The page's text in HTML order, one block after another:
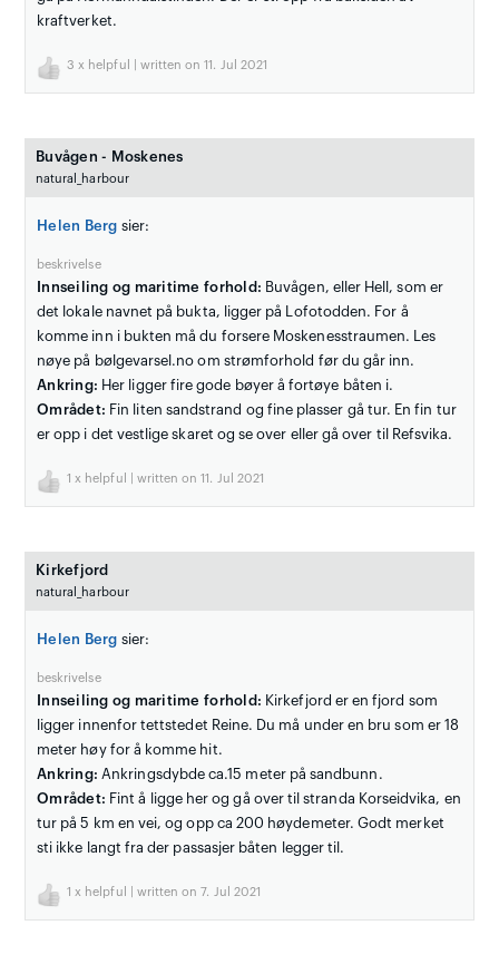
kraftverket.
3 x helpful | written on 11. Jul 2021
Buvågen - Moskenes
natural_harbour
Helen Berg sier:
beskrivelse
Innseiling og maritime forhold: Buvågen, eller Hell, som er
det lokale navnet på bukta, ligger på Lofotodden. For å
komme inn i bukten må du forsere Moskenesstraumen. Les
nøye på bølgevarsel.no om strømforhold før du går inn.
Ankring: Her ligger fire gode bøyer å fortøye båten i.
Området: Fin liten sandstrand og fine plasser gå tur. En fin tur
er opp i det vestlige skaret og se over eller gå over til Refsvika.
1 x helpful | written on 11. Jul 2021
Kirkefjord
natural_harbour
Helen Berg sier:
beskrivelse
Innseiling og maritime forhold: Kirkefjord er en fjord som
ligger innenfor tettstedet Reine. Du må under en bru som er 18
meter høy for å komme hit.
Ankring: Ankringsdybde ca.15 meter på sandbunn.
Området: Fint å ligge her og gå over til stranda Korseidvika, en
tur på 5 km en vei, og opp ca 200 høydemeter. Godt merket
sti ikke langt fra der passasjer båten legger til.
1 x helpful | written on 7. Jul 2021